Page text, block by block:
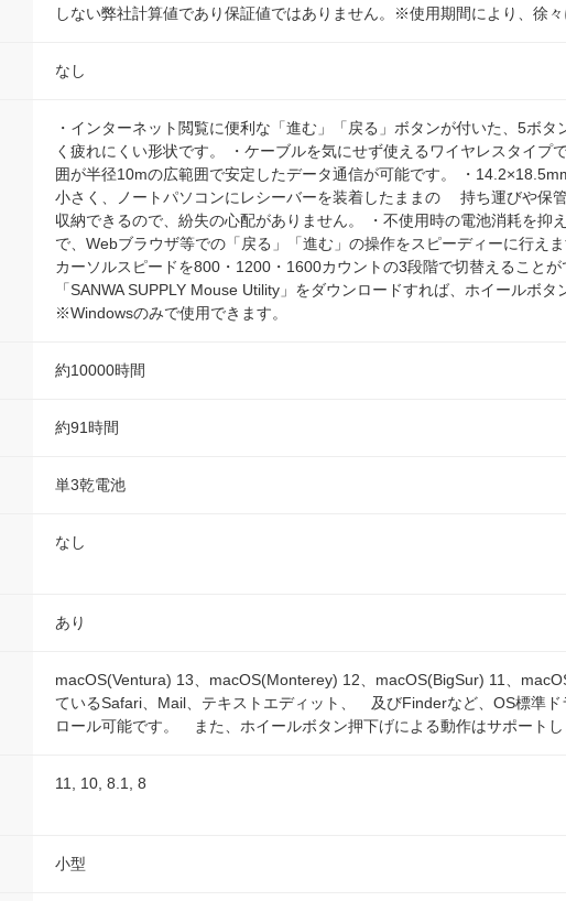
しない弊社計算値であり保証値ではありません。※使用期間により、徐
なし
・インターネット閲覧に便利な「進む」「戻る」ボタンが付いた、5ボ
く疲れにくい形状です。 ・ケーブルを気にせず使えるワイヤレスタイプ
囲が半径10mの広範囲で安定したデータ通信が可能です。 ・
小さく、ノートパソコンにレシーバーを装着したままの 持ち運びや保
収納できるので、紛失の心配がありません。 ・不使用時の電池消耗を抑
で、Webブラウザ等での「戻る」「進む」の操作をスピーディーに行
カーソルスピードを800・1200・1600カウントの3段階で切替えること
「SANWA SUPPLY Mouse Utility」をダウンロードすれば、ホイール
※Windowsのみで使用できます。
約10000時間
約91時間
単3乾電池
なし
あり
macOS(Ventura) 13、macOS(Monterey) 12、macOS(BigSur) 11、
ているSafari、Mail、テキストエディット、 及びFinderなど、OS標準
ロール可能です。 また、ホイールボタン押下げによる動作はサポートし
11, 10, 8.1, 8
小型